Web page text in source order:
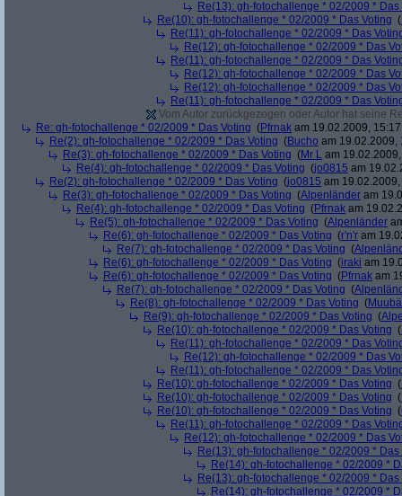
Re(13): gh-fotochallenge * 02/2009 * Das
Re(10): gh-fotochallenge * 02/2009 * Das Voting (
Re(11): gh-fotochallenge * 02/2009 * Das
Re(12): gh-fotochallenge * 02/2009 * Das
Re(11): gh-fotochallenge * 02/2009 * Das
Re(12): gh-fotochallenge * 02/2009 * Das
Re(12): gh-fotochallenge * 02/2009 * Das
Re(11): gh-fotochallenge * 02/2009 * Das
Vom Autor zurückgezogen oder Autor hat seine
Re: gh-fotochallenge * 02/2009 * Das Voting (Pfrnak am 19.02.2009,
Re(2): gh-fotochallenge * 02/2009 * Das Voting (Bucho am 19.02.2009,
Re(3): gh-fotochallenge * 02/2009 * Das Voting (Mr L am
Re(4): gh-fotochallenge * 02/2009 * Das Voting (jo0815 am
Re(2): gh-fotochallenge * 02/2009 * Das Voting (jo0815 am
Re(3): gh-fotochallenge * 02/2009 * Das Voting (Alpenländer am
Re(4): gh-fotochallenge * 02/2009 * Das Voting (Pfrnak am
Re(5): gh-fotochallenge * 02/2009 * Das Voting (Alpenländer
Re(6): gh-fotochallenge * 02/2009 * Das Voting (r'n'r am
Re(7): gh-fotochallenge * 02/2009 * Das Voting (
Re(6): gh-fotochallenge * 02/2009 * Das Voting (iraki am
Re(6): gh-fotochallenge * 02/2009 * Das Voting (Pfrnak am
Re(7): gh-fotochallenge * 02/2009 * Das Voting (
Re(8): gh-fotochallenge * 02/2009 * Das Voting (
Re(9): gh-fotochallenge * 02/2009 * Das Voting (
Re(10): gh-fotochallenge * 02/2009 * Das Voting (
Re(11): gh-fotochallenge * 02/2009 * Das
Re(12): gh-fotochallenge * 02/2009 * Das
Re(11): gh-fotochallenge * 02/2009 * Das
Re(10): gh-fotochallenge * 02/2009 * Das Voting (
Re(10): gh-fotochallenge * 02/2009 * Das Voting (
Re(10): gh-fotochallenge * 02/2009 * Das Voting (
Re(11): gh-fotochallenge * 02/2009 * Das
Re(12): gh-fotochallenge * 02/2009 * Das
Re(13): gh-fotochallenge * 02/2009 * Das
Re(14): gh-fotochallenge * 02/2009 *
Re(13): gh-fotochallenge * 02/2009 * Das
Re(14): gh-fotochallenge * 02/2009 *